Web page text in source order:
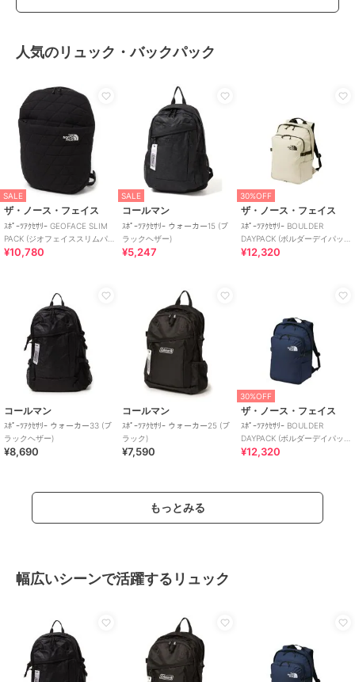
人気のリュック・バックパック
SALE
ザ・ノース・フェイス
ｽﾎﾟｰﾂｱｸｾｻﾘｰ GEOFACE SLIM
PACK (ジオフェイススリムパ
ック)
¥10,780
SALE
コールマン
ｽﾎﾟｰﾂｱｸｾｻﾘｰ ウォーカー15 (ブ
ラックヘザー)
¥5,247
30%OFF
ザ・ノース・フェイス
ｽﾎﾟｰﾂｱｸｾｻﾘｰ BOULDER
DAYPACK (ボルダーデイパッ
ク)
¥12,320
コールマン
ｽﾎﾟｰﾂｱｸｾｻﾘｰ ウォーカー33 (ブ
ラックヘザー)
¥8,690
コールマン
ｽﾎﾟｰﾂｱｸｾｻﾘｰ ウォーカー25 (ブ
ラック)
¥7,590
30%OFF
ザ・ノース・フェイス
ｽﾎﾟｰﾂｱｸｾｻﾘｰ BOULDER
DAYPACK (ボルダーデイパッ
ク)
¥12,320
もっとみる
幅広いシーンで活躍するリュック